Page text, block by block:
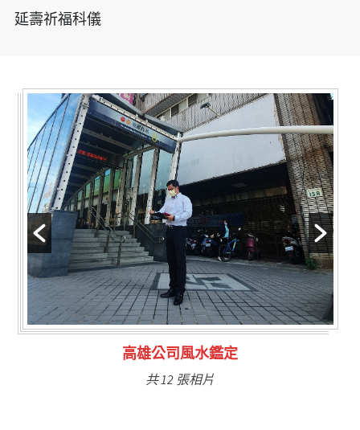
延壽祈福科儀